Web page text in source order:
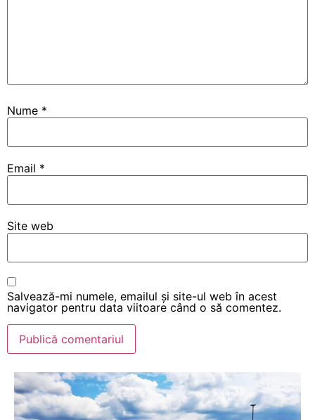
Nume *
Email *
Site web
Salvează-mi numele, emailul și site-ul web în acest
navigator pentru data viitoare când o să comentez.